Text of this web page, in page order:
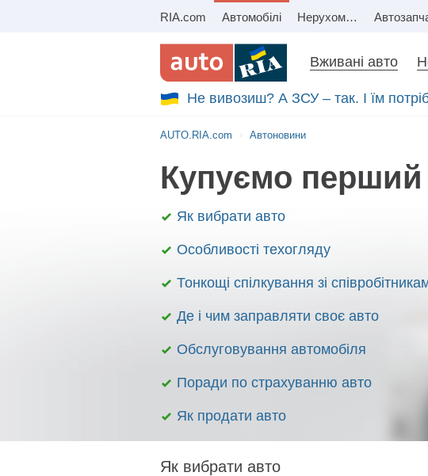
RIA.com Автомобілі Нерухомість
Вживані авто
Не вивозиш? А ЗСУ – так. І їм
AUTO.RIA.com Автоновини
Купуємо перший
Як вибрати авто
Особливості техогляду
Тонкощі спілкування зі
Де і чим заправляти своє авто
Обслуговування автомобіля
Поради по страхуванню авто
Як продати авто
Як вибрати авто